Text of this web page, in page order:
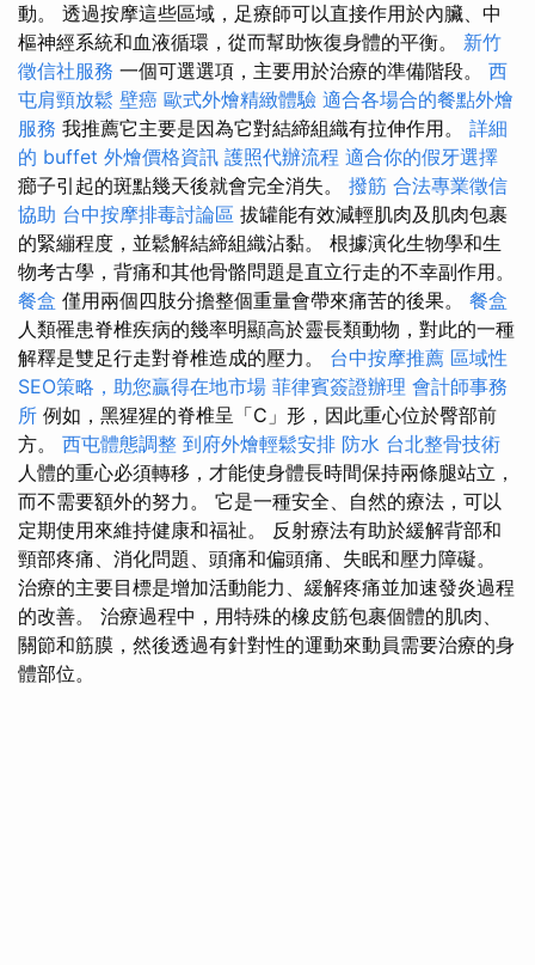
動。 透過按摩這些區域，足療師可以直接作用於內臟、中
樞神經系統和血液循環，從而幫助恢復身體的平衡。 新竹
徵信社服務 一個可選選項，主要用於治療的準備階段。 西
屯肩頸放鬆 壁癌 歐式外燴精緻體驗 適合各場合的餐點外燴
服務 我推薦它主要是因為它對結締組織有拉伸作用。 詳細
的 buffet 外燴價格資訊 護照代辦流程 適合你的假牙選擇
癤子引起的斑點幾天後就會完全消失。 撥筋 合法專業徵信
協助 台中按摩排毒討論區 拔罐能有效減輕肌肉及肌肉包裹
的緊繃程度，並鬆解結締組織沾黏。 根據演化生物學和生
物考古學，背痛和其他骨骼問題是直立行走的不幸副作用。
餐盒 僅用兩個四肢分擔整個重量會帶來痛苦的後果。 餐盒
人類罹患脊椎疾病的幾率明顯高於靈長類動物，對此的一種
解釋是雙足行走對脊椎造成的壓力。 台中按摩推薦 區域性
SEO策略，助您贏得在地市場 菲律賓簽證辦理 會計師事務
所 例如，黑猩猩的脊椎呈「C」形，因此重心位於臀部前
方。 西屯體態調整 到府外燴輕鬆安排 防水 台北整骨技術
人體的重心必須轉移，才能使身體長時間保持兩條腿站立，
而不需要額外的努力。 它是一種安全、自然的療法，可以
定期使用來維持健康和福祉。 反射療法有助於緩解背部和
頸部疼痛、消化問題、頭痛和偏頭痛、失眠和壓力障礙。
治療的主要目標是增加活動能力、緩解疼痛並加速發炎過程
的改善。 治療過程中，用特殊的橡皮筋包裹個體的肌肉、
關節和筋膜，然後透過有針對性的運動來動員需要治療的身
體部位。